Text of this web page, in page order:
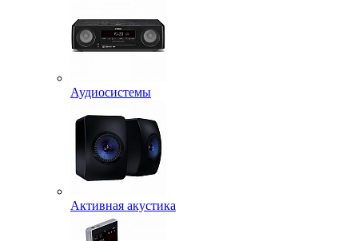
Аудиосистемы
Активная акустика